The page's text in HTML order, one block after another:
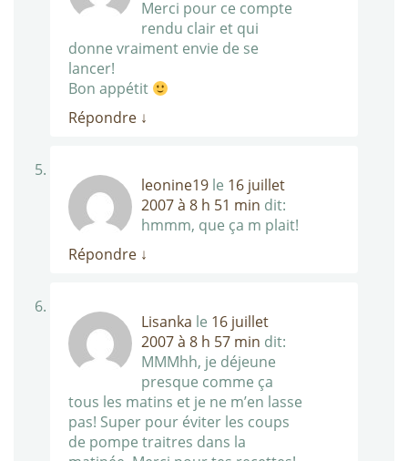
Merci pour ce compte
rendu clair et qui
donne vraiment envie de se
lancer!
Bon appétit
Répondre ↓
leonine19 le 16 juillet
2007 à 8 h 51 min dit:
hmmm, que ça m plait!
Répondre ↓
Lisanka le 16 juillet
2007 à 8 h 57 min dit:
MMMhh, je déjeune
presque comme ça
tous les matins et je ne m’en lasse
pas! Super pour éviter les coups
de pompe traitres dans la